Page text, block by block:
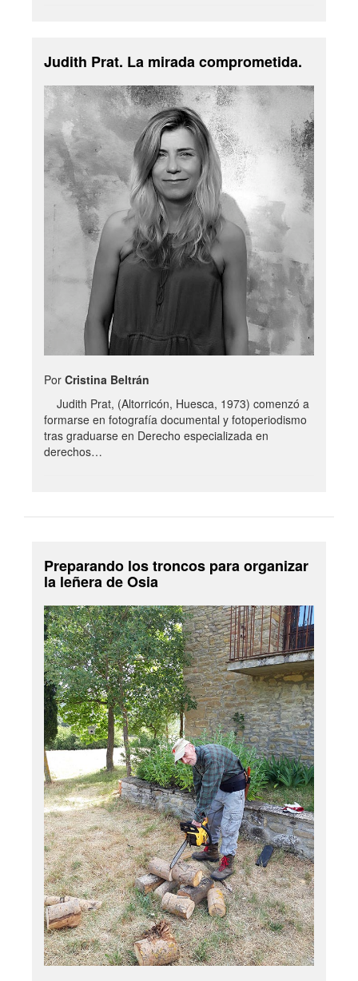
Judith Prat. La mirada comprometida.
Por Cristina Beltrán
Judith Prat, (Altorricón, Huesca, 1973) comenzó a
formarse en fotografía documental y fotoperiodismo
tras graduarse en Derecho especializada en
derechos…
Preparando los troncos para organizar
la leñera de Osia